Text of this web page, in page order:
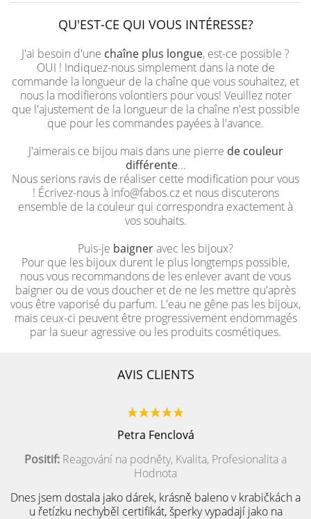
QU'EST-CE QUI VOUS INTÉRESSE?
J'ai besoin d'une chaîne plus longue, est-ce possible ?
OUI ! Indiquez-nous simplement dans la note de
commande la longueur de la chaîne que vous souhaitez, et
nous la modifierons volontiers pour vous! Veuillez noter
que l'ajustement de la longueur de la chaîne n'est possible
que pour les commandes payées à l'avance.
J'aimerais ce bijou mais dans une pierre de couleur
différente...
Nous serions ravis de réaliser cette modification pour vous
! Écrivez-nous à info@fabos.cz et nous discuterons
ensemble de la couleur qui correspondra exactement à
vos souhaits.
Puis-je baigneravec les bijoux?
Pour que les bijoux durent le plus longtemps possible,
nous vous recommandons de les enlever avant de vous
baigner ou de vous doucher et de ne les mettre qu'après
vous être vaporisé du parfum. L'eau ne gêne pas les bijoux,
mais ceux-ci peuvent être progressivement endommagés
par la sueur agressive ou les produits cosmétiques.
AVIS CLIENTS
Petra Fenclová
Positif: Reagování na podněty, Kvalita, Profesionalita a
Hodnota
Dnes jsem dostala jako dárek, krásně baleno v krabičkách a
u řetízku nechyběl certifikát, šperky vypadají jako na